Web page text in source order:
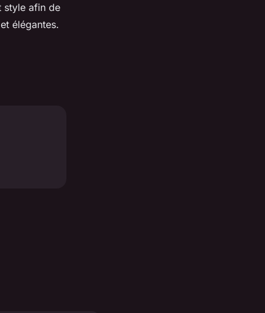
style afin de
élégantes.